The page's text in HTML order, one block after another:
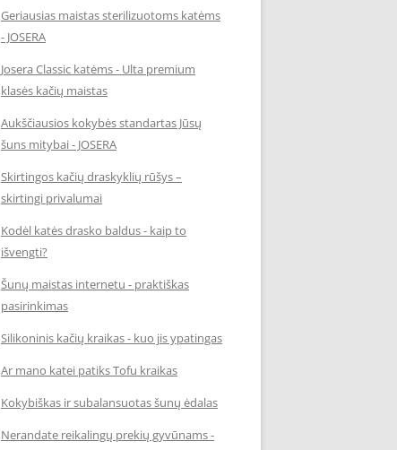
Geriausias maistas sterilizuotoms katėms
- JOSERA
Josera Classic katėms - Ulta premium
klasės kačių maistas
Aukščiausios kokybės standartas Jūsų
šuns mitybai - JOSERA
Skirtingos kačių draskyklių rūšys –
skirtingi privalumai
Kodėl katės drasko baldus - kaip to
išvengti?
Šunų maistas internetu - praktiškas
pasirinkimas
Silikoninis kačių kraikas - kuo jis ypatingas
Ar mano katei patiks Tofu kraikas
Kokybiškas ir subalansuotas šunų ėdalas
Nerandate reikalingų prekių gyvūnams -